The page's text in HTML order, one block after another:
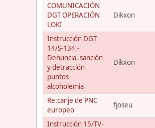
COMUNICACIÓN
DGT OPERACIÓN
LOKI
Dikxon
Instrucción DGT
14/S-134.-
Denuncia, sanción
y detracción
puntos
alcoholemia
Dikxon
Re:canje de PNC
europeo
fjoseu
Instrucción 15/TV-